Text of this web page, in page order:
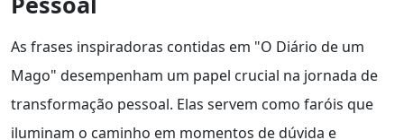
As frases inspiradoras contidas em "O Diário de um
Mago" desempenham um papel crucial na jornada de
transformação pessoal. Elas servem como faróis que
iluminam o caminho em momentos de dúvida e